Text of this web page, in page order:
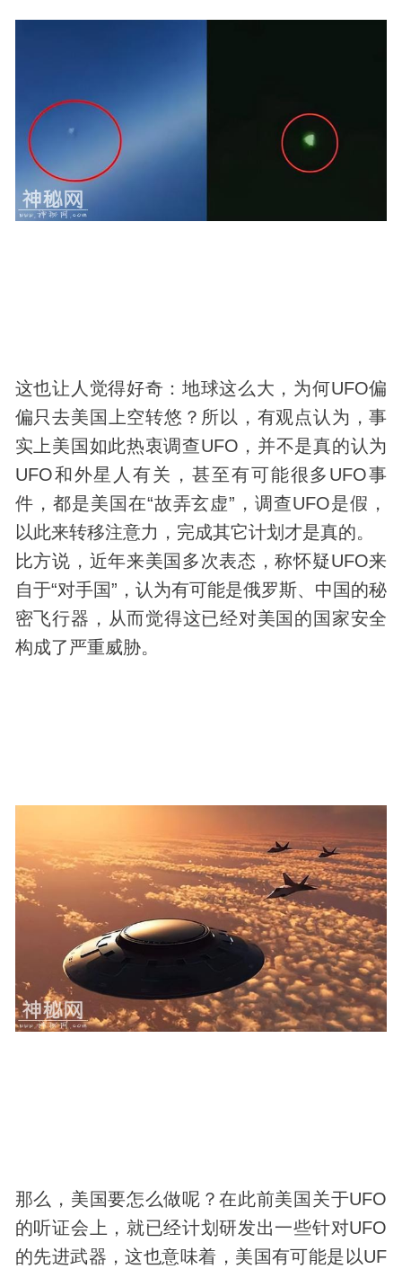
这也让人觉得好奇：地球这么大，为何UFO偏
偏只去美国上空转悠？所以，有观点认为，事
实上美国如此热衷调查UFO，并不是真的认为
UFO和外星人有关，甚至有可能很多UFO事
件，都是美国在“故弄玄虚”，调查UFO是假，
以此来转移注意力，完成其它计划才是真的。
比方说，近年来美国多次表态，称怀疑UFO来
自于“对手国”，认为有可能是俄罗斯、中国的秘
密飞行器，从而觉得这已经对美国的国家安全
构成了严重威胁。
那么，美国要怎么做呢？在此前美国关于UFO
的听证会上，就已经计划研发出一些针对UFO
的先进武器，这也意味着，美国有可能是以UF